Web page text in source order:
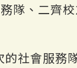
隊、二齊
社會服務